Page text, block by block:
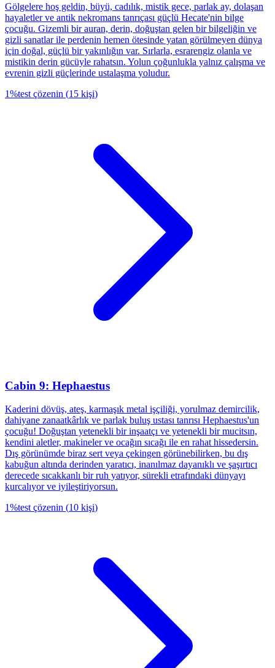
Gölgelere hoş geldin, büyü, cadılık, mistik gece, parlak ay, dolaşan
hayaletler ve antik nekromans tanrıçası güçlü Hecate'nin bilge
çocuğu. Gizemli bir auran, derin, doğuştan gelen bir bilgeliğin ve
gizli sanatlar ile perdenin hemen ötesinde yatan görülmeyen dünya
için doğal, güçlü bir yakınlığın var. Sırlarla, esrarengiz olanla ve
mistikin derin gücüyle rahatsın. Yolun çoğunlukla yalnız çalışma ve
evrenin gizli güçlerinde ustalaşma yoludur.
1%test çözenin (15 kişi)
Cabin 9: Hephaestus
Kaderini dövüş, ateş, karmaşık metal işçiliği, yorulmaz demircilik,
dahiyane zanaatkârlık ve parlak buluş ustası tanrısı Hephaestus'un
çocuğu! Doğuştan yetenekli bir inşaatçı ve yetenekli bir mucitsın,
kendini aletler, makineler ve ocağın sıcağı ile en rahat hissedersin.
Dış görünümde biraz sert veya çekingen görünebilirken, bu dış
kabuğun altında derinden yaratıcı, inanılmaz dayanıklı ve şaşırtıcı
derecede sıcakkanlı bir ruh yatıyor, sürekli etrafındaki dünyayı
kurcalıyor ve iyileştiriyorsun.
1%test çözenin (10 kişi)